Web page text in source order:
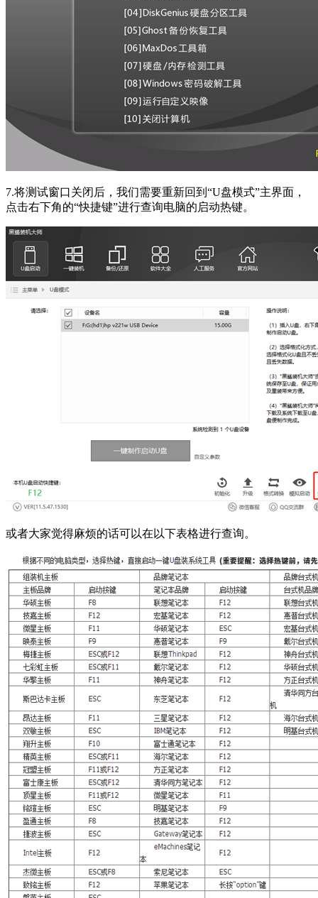
7.将测试窗口关闭后，我们需要重新回到“U盘模式”主界面，
点击右下角的“快捷键”进行查询电脑的启动热键。
或者大家觉得麻烦的话可以在以下表格进行查询。